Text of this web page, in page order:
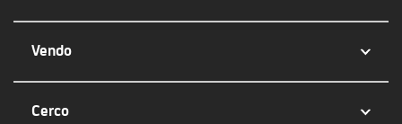
Vendo
Cerco